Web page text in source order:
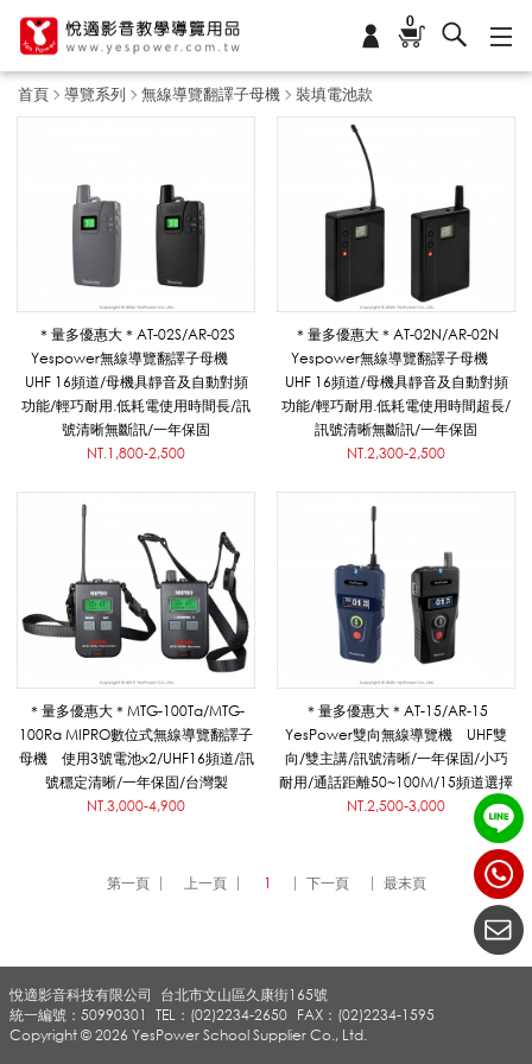
0
首頁 導覽系列 無線導覽翻譯子母機 裝填電池款
電
池
款
線
翻
＊量多優惠大＊AT-02S/AR-02S
Yespower無線導覽翻譯子母機
UHF 16頻道/母機具靜音及自動對頻
功能/輕巧耐用.低耗電使用時間長/訊
號清晰無斷訊/一年保固
NT.1,800-2,500
＊量多優惠大＊AT-02N/AR-02N
Yespower無線導覽翻譯子母機
UHF 16頻道/母機具靜音及自動對頻
功能/輕巧耐用.低耗電使用時間超長/
訊號清晰無斷訊/一年保固
NT.2,300-2,500
＊量多優惠大＊MTG-100Ta/MTG-
100Ra MIPRO數位式無線導覽翻譯子
母機 使用3號電池x2/UHF16頻道/訊
號穩定清晰/一年保固/台灣製
NT.3,000-4,900
＊量多優惠大＊AT-15/AR-15
YesPower雙向無線導覽機 UHF雙
向/雙主講/訊號清晰/一年保固/小巧
耐用/通話距離50~100M/15頻道選擇
NT.2,500-3,000
第一頁 上一頁 1 下一頁 最末頁
悅適影音科技有限公司
TEL：(02)2234-2650 FAX：(02)2234-1595
台北市文山區久康街165號
統一編號：50990301
Copyright © 2026 YesPower School Supplier Co., Ltd.